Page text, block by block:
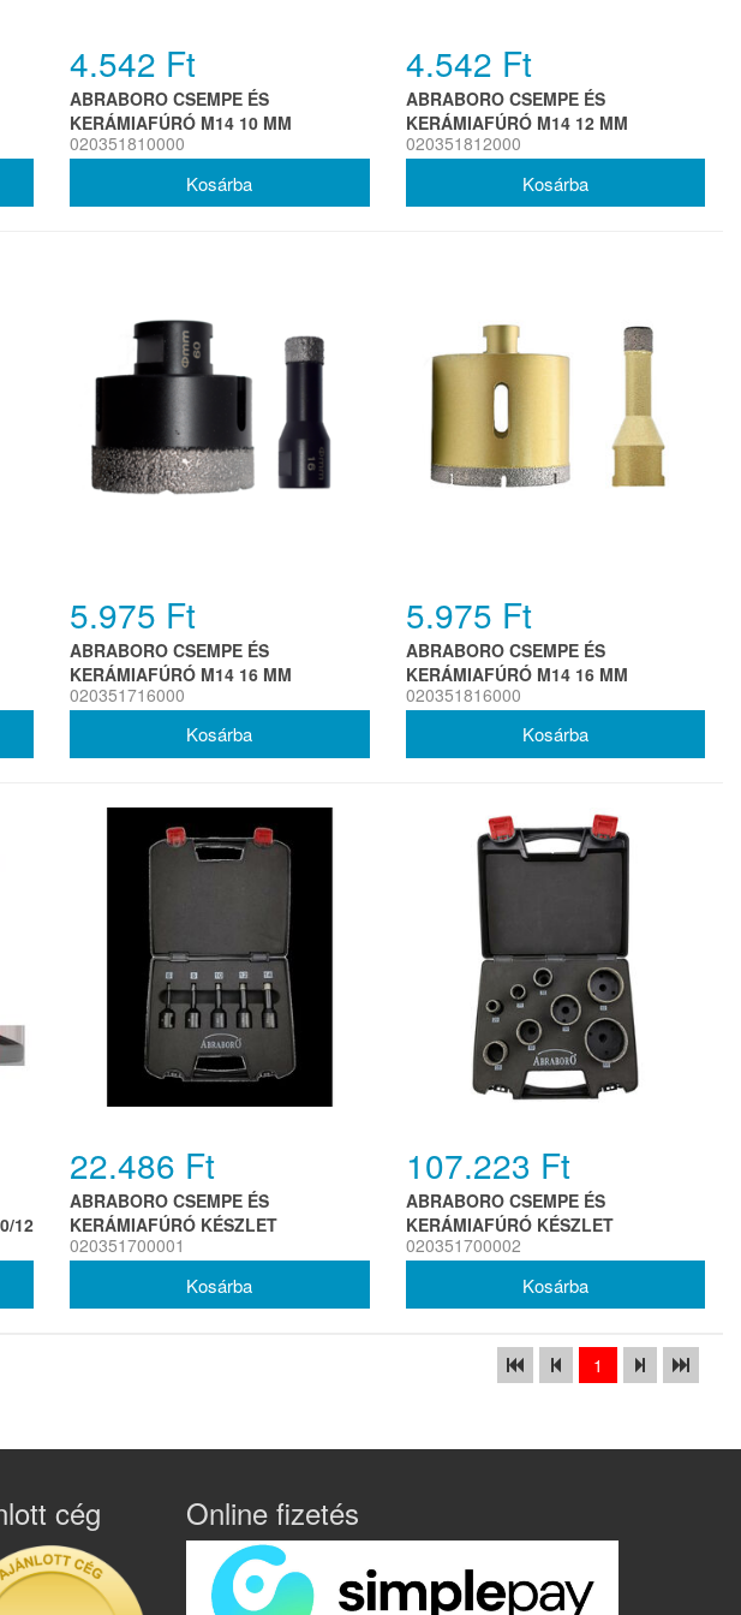
4.542 Ft
ABRABORO CSEMPE ÉS
KERÁMIAFÚRÓ M14 10 MM
PREMIUM
020351810000
4.542 Ft
ABRABORO CSEMPE ÉS
KERÁMIAFÚRÓ M14 12 MM
PREMIUM
020351812000
5.975 Ft
ABRABORO CSEMPE ÉS
KERÁMIAFÚRÓ M14 16 MM
020351716000
5.975 Ft
ABRABORO CSEMPE ÉS
KERÁMIAFÚRÓ M14 16 MM
PREMIUM
020351816000
12
22.486 Ft
ABRABORO CSEMPE ÉS
KERÁMIAFÚRÓ KÉSZLET
6/8/10/12/14 MM M14
020351700001
107.223 Ft
ABRABORO CSEMPE ÉS
KERÁMIAFÚRÓ KÉSZLET
20/25/32/35/40/50/60 MM M14
020351700002
1
cég Online fizetés